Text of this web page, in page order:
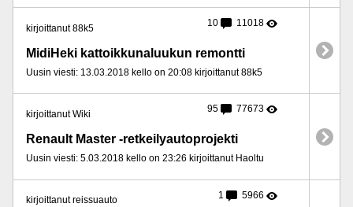
kirjoittanut 88k5 10 11018
MidiHeki kattoikkunaluukun remontti
Uusin viesti: 13.03.2018 kello on 20:08 kirjoittanut 88k5
kirjoittanut Wiki 95 77673
Renault Master -retkeilyautoprojekti
Uusin viesti: 5.03.2018 kello on 23:26 kirjoittanut Haoltu
kirjoittanut reissuauto 1 5966